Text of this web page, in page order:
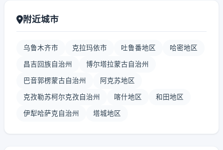
附近城市
乌鲁木齐市 克拉玛依市 吐鲁番地区 哈密地区
昌吉回族自治州 博尔塔拉蒙古自治州
巴音郭楞蒙古自治州 阿克苏地区
克孜勒苏柯尔克孜自治州 喀什地区 和田地区
伊犁哈萨克自治州 塔城地区